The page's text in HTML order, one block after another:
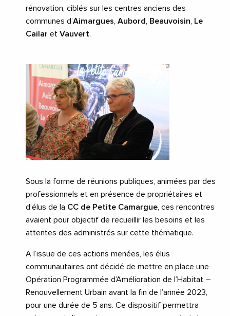
rénovation, ciblés sur les centres anciens des
communes d’Aimargues Aubord Beauvoisin
Le
Cailar et Vauvert.
Sous la forme de réunions publiques, animées par des
professionnels et en présence de propriétaires et
d’élus de la CC de Petite Camargue, ces rencontres
avaient pour objectif de recueillir les besoins et les
attentes des administrés sur cette thématique.
A l’issue de ces actions menées, les élus
communautaires ont décidé de mettre en place une
Opération Programmée d’Amélioration de l’Habitat –
Renouvellement Urbain avant la fin de l’année 2023,
pour une durée de 5 ans. Ce dispositif permettra